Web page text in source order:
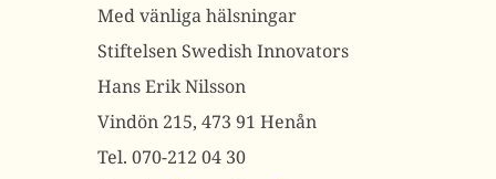
Med vänliga hälsningar
Stiftelsen Swedish Innovators
Hans Erik Nilsson
Vindön 215, 473 91 Henån
Tel. 070-212 04 30